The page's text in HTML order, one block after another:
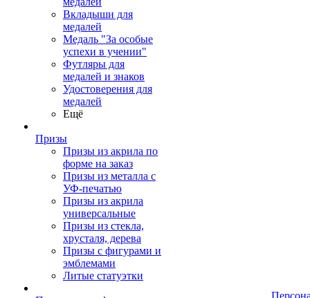
Вкладыши для
медалей
Медаль "За особые
успехи в учении"
Футляры для
медалей и знаков
Удостоверения для
медалей
Ещё
Призы
Призы из акрила по
форме на заказ
Призы из металла с
УФ-печатью
Призы из акрила
универсальные
Призы из стекла,
хрусталя, дерева
Призы с фигурами и
эмблемами
Литые статуэтки